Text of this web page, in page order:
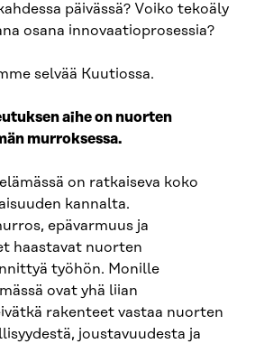
päivässä? Voiko tekoäly
osana innovaatioprosessia?
selvää Kuutiossa.
aihe on nuorten
murroksessa.
on ratkaiseva koko
kannalta.
epävarmuus ja
haastavat nuorten
työhön. Monille
ovat yhä liian
rakenteet vastaa nuorten
joustavuudesta ja